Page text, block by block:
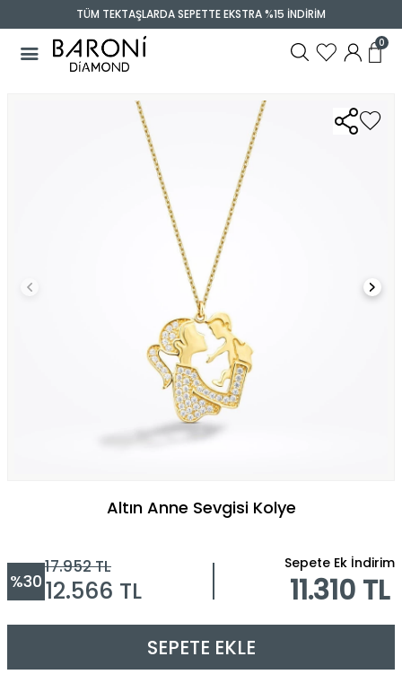
TÜM TEKTAŞLARDA SEPETTE EKSTRA %15 İNDİRİM
0
Altın Anne Sevgisi Kolye
%30
17.952TL
12.566 TL
Sepete Ek İndirim
11.310 TL
SEPETE EKLE